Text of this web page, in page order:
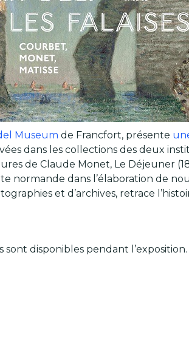
Museum de Francfort, présente
dans les collections des deux
de Claude Monet, Le Déjeuner
normande dans l’élaboration de
et d’archives, retrace
sont disponibles pendant l’exposition.